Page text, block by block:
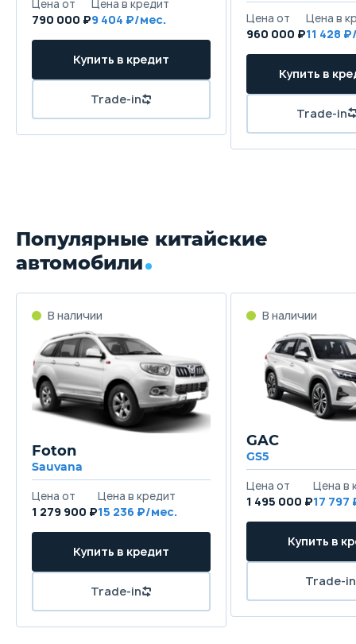
790 000 ₽9 404
960 000 ₽11 428
Популярные китайские
автомобили
Foton
Sauvana
1 279 900 ₽15 236
GAC
GS5
1 495 000 ₽17 797